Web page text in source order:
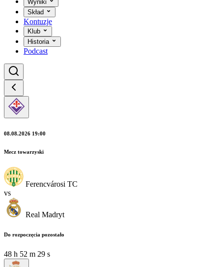
Wyniki
Skład
Kontuzje
Klub
Historia
Podcast
08.08.2026 19:00
Mecz towarzyski
Ferencvárosi TC
vs
Real Madryt
Do rozpoczęcia pozostało
48 h 52 m 26 s